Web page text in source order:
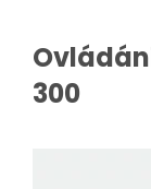
300